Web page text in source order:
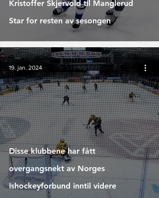
Kristoffer Skjervold til Manglerud
Star for resten av sesongen
Disse klubbene har fått
overgangsnekt av Norges
Ishockeyforbund inntil videre
19. jan. 2024